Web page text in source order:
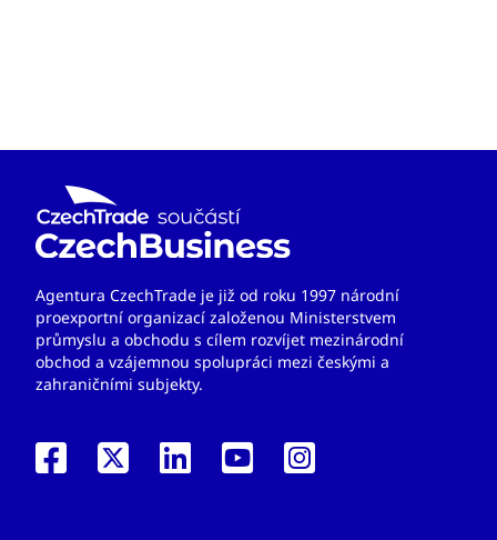
Agentura CzechTrade je již od roku 1997 národní
proexportní organizací založenou Ministerstvem
průmyslu a obchodu s cílem rozvíjet mezinárodní
obchod a vzájemnou spolupráci mezi českými a
zahraničními subjekty.